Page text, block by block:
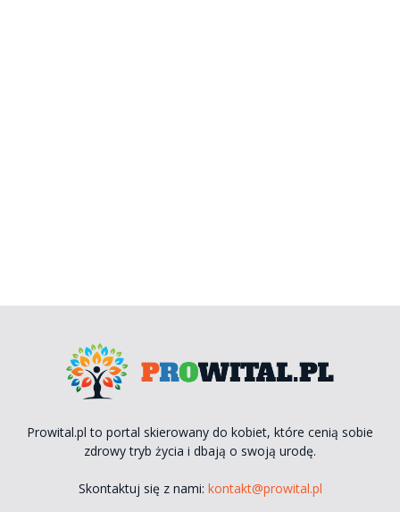
Prowital.pl to portal skierowany do kobiet, które cenią sobie
zdrowy tryb życia i dbają o swoją urodę.
Skontaktuj się z nami: kontakt@prowital.pl